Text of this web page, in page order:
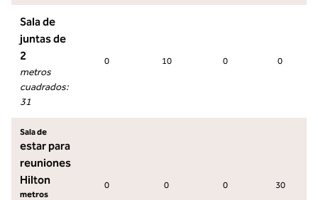
Sala de
juntas de
2
metros
cuadrados:
31
0 10 0 0
Sala de
estar para
reuniones
Hilton
metros
0 0 0 30